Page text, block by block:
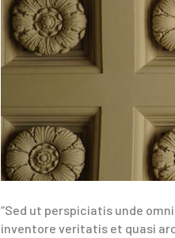
“Sed ut perspiciatis unde
inventore veritatis et quasi